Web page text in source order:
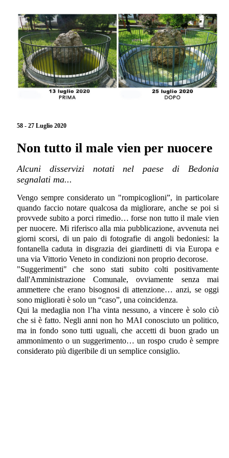
58 - 27 Luglio 2020
Non tutto il male vien per nuocere
Alcuni disservizi notati nel paese di Bedonia
segnalati ma...
Vengo sempre considerato un "rompicoglioni”, in particolare
quando faccio notare qualcosa da migliorare, anche se poi si
provvede subito a porci rimedio… forse non tutto il male vien
per nuocere. Mi riferisco alla mia pubblicazione, avvenuta nei
giorni scorsi, di un paio di fotografie di angoli bedoniesi: la
fontanella caduta in disgrazia dei giardinetti di via Europa e
una via Vittorio Veneto in condizioni non proprio decorose.
"Suggerimenti" che sono stati subito colti positivamente
dall'Amministrazione Comunale, ovviamente senza mai
ammettere che erano bisognosi di attenzione… anzi, se oggi
sono migliorati è solo un “caso”, una coincidenza.
Qui la medaglia non l’ha vinta nessuno, a vincere è solo ciò
che si è fatto. Negli anni non ho MAI conosciuto un politico,
ma in fondo sono tutti uguali, che accetti di buon grado un
ammonimento o un suggerimento… un rospo crudo è sempre
considerato più digeribile di un semplice consiglio.